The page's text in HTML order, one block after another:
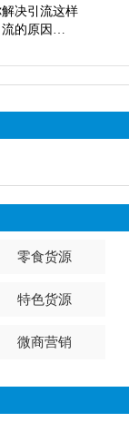
决引流这样
的原因…
零食货源
特色货源
微商营销